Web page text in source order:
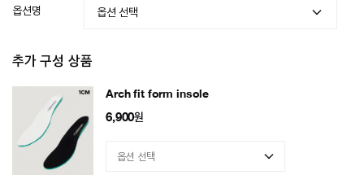
옵션명
추가 구성 상품
Arch fit form insole
6,900원